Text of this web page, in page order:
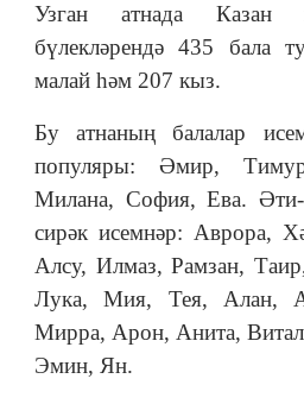
Узган атнада Казан
бүлекләрендә 435 бала
малай һәм 207 кыз.
Бу атнаның балалар
популяры: Әмир,
Милана, София, Ева. Әти-
сирәк исемнәр: Аврора,
Алсу, Илмаз, Рамзан,
Лука, Мия, Тея, Алан,
Мирра, Арон, Анита,
Эмин, Ян.